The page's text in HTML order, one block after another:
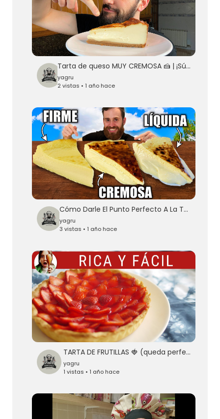
Tarta de queso MUY CREMOSA 🍰 | ¡Súper FÁCIL de hacer!
yagru
2 vistas • 1 año hace
Cómo Darle El Punto Perfecto A La Tarta De Queso
yagru
3 vistas • 1 año hace
TARTA DE FRUTILLAS 🍓 (queda perfecta!!!)
yagru
1 vistas • 1 año hace